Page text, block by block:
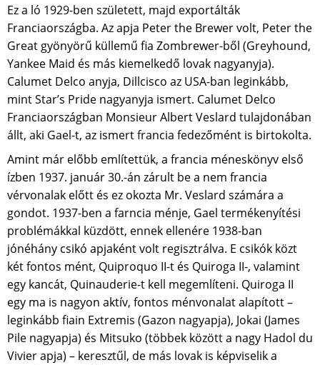
Ez a ló 1929-ben született, majd exportálták
Franciaországba. Az apja Peter the Brewer volt, Peter the
Great gyönyörű küllemű fia Zombrewer-ből (Greyhound,
Yankee Maid és más kiemelkedő lovak nagyanyja).
Calumet Delco anyja, Dillcisco az USA-ban leginkább,
mint Star’s Pride nagyanyja ismert. Calumet Delco
Franciaországban Monsieur Albert Veslard tulajdonában
állt, aki Gael-t, az ismert francia fedezőmént is birtokolta.
Amint már előbb említettük, a francia méneskönyv első
ízben 1937. január 30.-án zárult be a nem francia
vérvonalak előtt és ez okozta Mr. Veslard számára a
gondot. 1937-ben a farncia ménje, Gael termékenyítési
problémákkal küzdött, ennek ellenére 1938-ban
jónéhány csikó apjaként volt regisztrálva. E csikók közt
két fontos mént, Quiproquo II-t és Quiroga II-, valamint
egy kancát, Quinauderie-t kell megemlíteni. Quiroga II
egy ma is nagyon aktív, fontos ménvonalat alapított –
leginkább fiain Extremis (Gazon nagyapja), Jokai (James
Pile nagyapja) és Mitsuko (többek között a nagy Hadol du
Vivier apja) – keresztűl, de más lovak is képviselik a